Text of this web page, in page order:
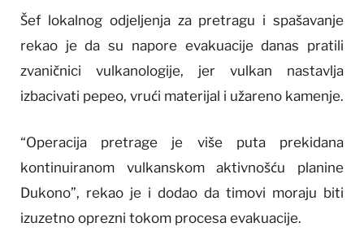
Šef lokalnog odjeljenja za pretragu i spašavanje
rekao je da su napore evakuacije danas pratili
zvaničnici vulkanologije, jer vulkan nastavlja
izbacivati pepeo, vrući materijal i užareno kamenje.
“Operacija pretrage je više puta prekidana
kontinuiranom vulkanskom aktivnošću planine
Dukono”, rekao je i dodao da timovi moraju biti
izuzetno oprezni tokom procesa evakuacije.